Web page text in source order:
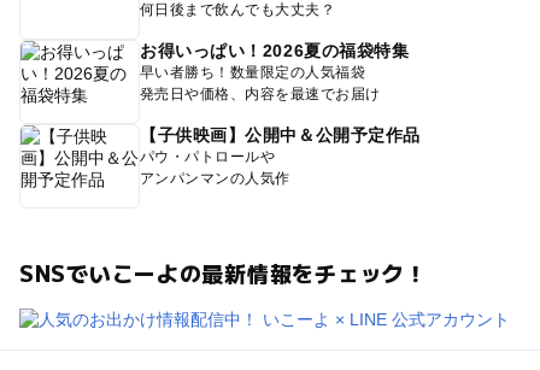
何日後まで飲んでも大丈夫？
お得いっぱい！2026夏の福袋特集
早い者勝ち！数量限定の人気福袋
発売日や価格、内容を最速でお届け
【子供映画】公開中＆公開予定作品
パウ・パトロールや
アンパンマンの人気作
SNSでいこーよの最新情報をチェック！